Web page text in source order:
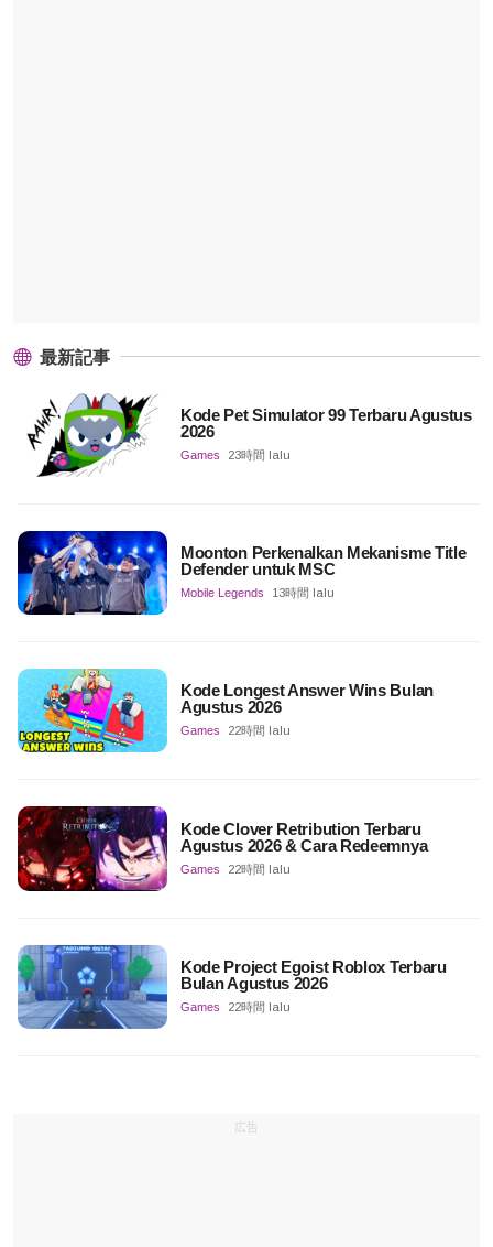
最新記事
Kode Pet Simulator 99 Terbaru Agustus
2026
Games 23時間 lalu
Moonton Perkenalkan Mekanisme Title
Defender untuk MSC
Mobile Legends 13時間 lalu
Kode Longest Answer Wins Bulan
Agustus 2026
Games 22時間 lalu
Kode Clover Retribution Terbaru
Agustus 2026 & Cara Redeemnya
Games 22時間 lalu
Kode Project Egoist Roblox Terbaru
Bulan Agustus 2026
Games 22時間 lalu
広告